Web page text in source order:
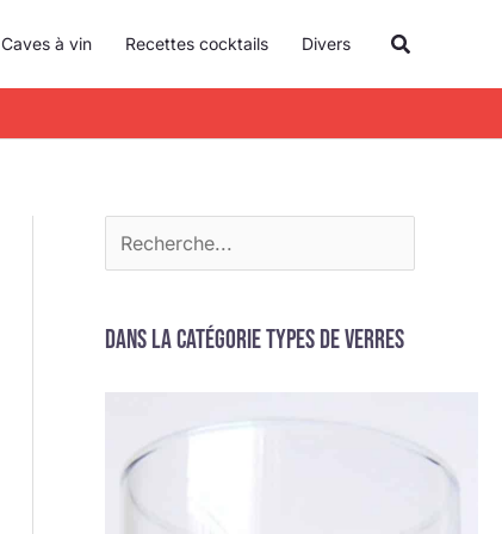
Caves à vin Recettes cocktails Divers
c
h
e
Dans la catégorie Types de verres